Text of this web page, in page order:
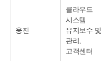
웅진
클라우드
시스템
유지보수 및
관리,
고객센터